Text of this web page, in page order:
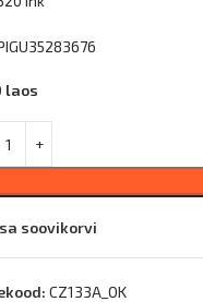
laos
soovikorvi
CZ133A_OK